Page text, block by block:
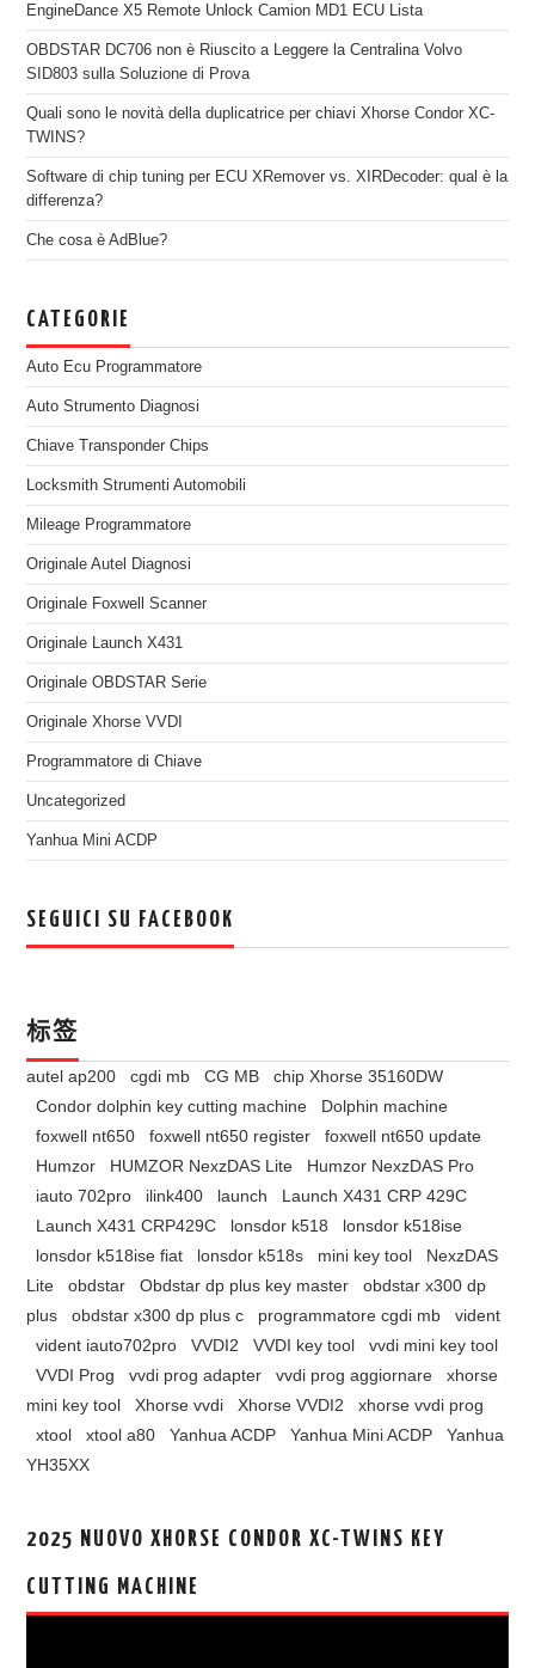
EngineDance X5 Remote Unlock Camion MD1 ECU Lista
OBDSTAR DC706 non è Riuscito a Leggere la Centralina Volvo
SID803 sulla Soluzione di Prova
Quali sono le novità della duplicatrice per chiavi Xhorse Condor XC-
TWINS?
Software di chip tuning per ECU XRemover vs. XIRDecoder: qual è la
differenza?
Che cosa è AdBlue?
CATEGORIE
Auto Ecu Programmatore
Auto Strumento Diagnosi
Chiave Transponder Chips
Locksmith Strumenti Automobili
Mileage Programmatore
Originale Autel Diagnosi
Originale Foxwell Scanner
Originale Launch X431
Originale OBDSTAR Serie
Originale Xhorse VVDI
Programmatore di Chiave
Uncategorized
Yanhua Mini ACDP
SEGUICI SU FACEBOOK
标签
autel ap200 cgdi mb CG MB
chip Xhorse 35160DW
Condor dolphin key cutting machine
Dolphin machine
foxwell nt650
foxwell nt650 register
foxwell nt650 update
Humzor
HUMZOR NexzDAS Lite
Humzor NexzDAS Pro
iauto 702pro
ilink400 launch
Launch X431 CRP 429C
Launch X431 CRP429C
lonsdor k518
lonsdor k518ise
lonsdor k518ise fiat
lonsdor k518s mini key tool
NexzDAS
Lite
obdstar Obdstar dp plus key master
obdstar x300 dp
plus
obdstar x300 dp plus c programmatore cgdi mb
vident
vident iauto702pro
VVDI2 VVDI key tool
vvdi mini key tool
VVDI Prog
vvdi prog adapter vvdi prog aggiornare
xhorse
mini key tool
Xhorse vvdi Xhorse VVDI2
xhorse vvdi prog
xtool
xtool a80 Yanhua ACDP Yanhua Mini ACDP
Yanhua
YH35XX
2025 NUOVO XHORSE CONDOR XC-TWINS KEY
CUTTING MACHINE